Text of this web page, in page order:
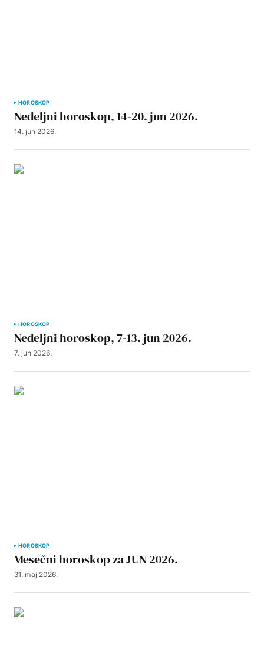
HOROSKOP
Nedeljni horoskop, 14-20. jun 2026.
14. jun 2026.
HOROSKOP
Nedeljni horoskop, 7-13. jun 2026.
7. jun 2026.
HOROSKOP
Mesečni horoskop za JUN 2026.
31. maj 2026.